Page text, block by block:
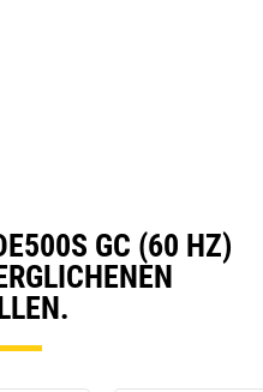
GC (60 HZ)